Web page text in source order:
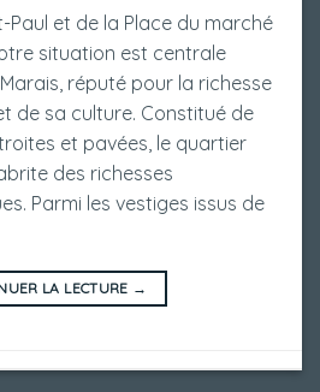
Paul et de la Place du marché
situation est centrale
réputé pour la richesse
de sa culture. Constitué de
et pavées, le quartier
des richesses
Parmi les vestiges issus de
LA LECTURE →